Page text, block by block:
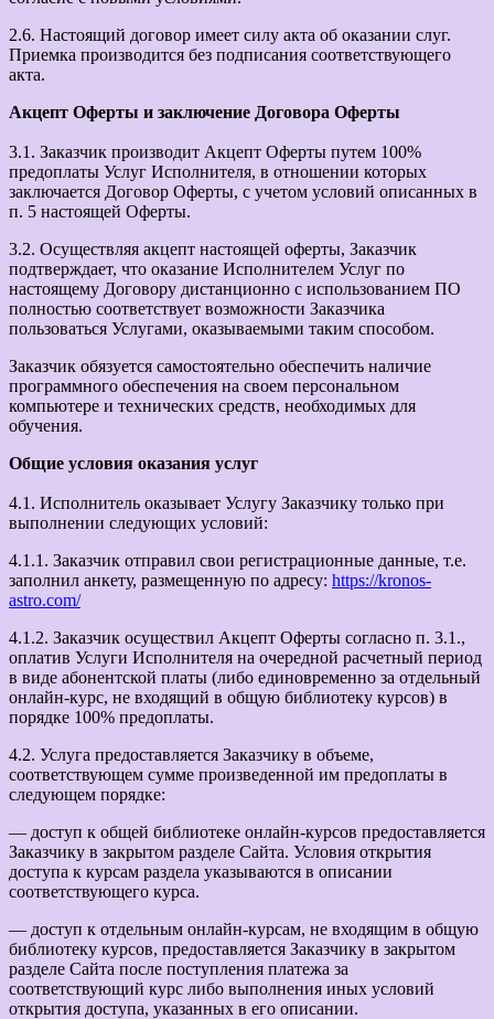
2.6. Настоящий договор имеет силу акта об оказании слуг.
Приемка производится без подписания соответствующего
акта.
Акцепт Оферты и заключение Договора Оферты
3.1. Заказчик производит Акцепт Оферты путем 100%
предоплаты Услуг Исполнителя, в отношении которых
заключается Договор Оферты, с учетом условий описанных в
п. 5 настоящей Оферты.
3.2. Осуществляя акцепт настоящей оферты, Заказчик
подтверждает, что оказание Исполнителем Услуг по
настоящему Договору дистанционно с использованием ПО
полностью соответствует возможности Заказчика
пользоваться Услугами, оказываемыми таким способом.
Заказчик обязуется самостоятельно обеспечить наличие
программного обеспечения на своем персональном
компьютере и технических средств, необходимых для
обучения.
Общие условия оказания услуг
4.1. Исполнитель оказывает Услугу Заказчику только при
выполнении следующих условий:
4.1.1. Заказчик отправил свои регистрационные данные, т.е.
заполнил анкету, размещенную по адресу: https://kronos-
astro.com/
4.1.2. Заказчик осуществил Акцепт Оферты согласно п. 3.1.,
оплатив Услуги Исполнителя на очередной расчетный период
в виде абонентской платы (либо единовременно за отдельный
онлайн-курс, не входящий в общую библиотеку курсов) в
порядке 100% предоплаты.
4.2. Услуга предоставляется Заказчику в объеме,
соответствующем сумме произведенной им предоплаты в
следующем порядке:
— доступ к общей библиотеке онлайн-курсов предоставляется
Заказчику в закрытом разделе Сайта. Условия открытия
доступа к курсам раздела указываются в описании
соответствующего курса.
— доступ к отдельным онлайн-курсам, не входящим в общую
библиотеку курсов, предоставляется Заказчику в закрытом
разделе Сайта после поступления платежа за
соответствующий курс либо выполнения иных условий
открытия доступа, указанных в его описании.